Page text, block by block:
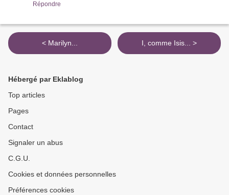
Répondre
< Marilyn... I, comme Isis... >
Hébergé par Eklablog
Top articles
Pages
Contact
Signaler un abus
C.G.U.
Cookies et données personnelles
Préférences cookies